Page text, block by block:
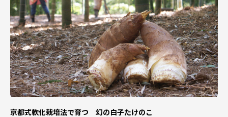
京都式軟化栽培法で育つ 幻の白子たけのこ